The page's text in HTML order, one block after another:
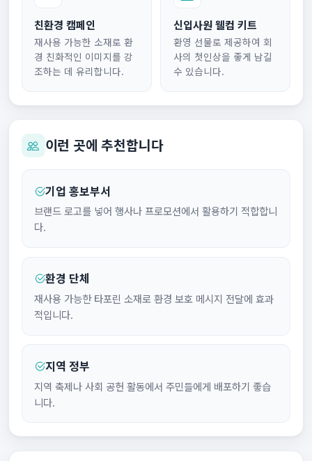
친환경 캠페인
재사용 가능한 소재로 환
경 친화적인 이미지를 강
조하는 데 유리합니다.
신입사원 웰컴 키트
환영 선물로 제공하여 회
사의 첫인상을 좋게 남길
수 있습니다.
이런 곳에 추천합니다
기업 홍보부서
브랜드 로고를 넣어 행사나 프로모션에서 활용하기 적합합니
다.
환경 단체
재사용 가능한 타포린 소재로 환경 보호 메시지 전달에 효과
적입니다.
지역 정부
지역 축제나 사회 공헌 활동에서 주민들에게 배포하기 좋습
니다.